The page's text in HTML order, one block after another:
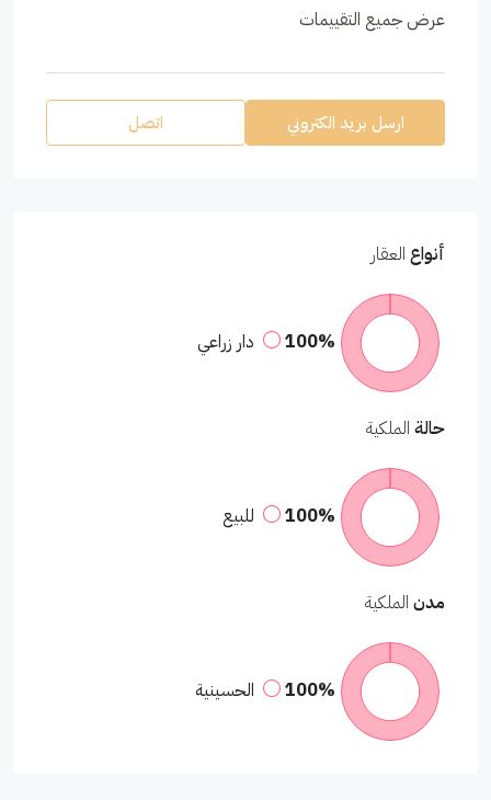
عرض جميع التقييمات
ارسل بريد الكتروني اتصل
أنواع العقار
100% دار زراعي
حالة الملكية
100% للبيع
مدن الملكية
100% الحسينية